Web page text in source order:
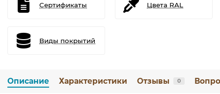
Сертификаты Цвета RAL
Виды покрытий
Описание Характеристики Отзывы 0